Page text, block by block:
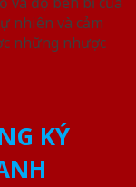
nhiên và cảm
những nhược
KÝ